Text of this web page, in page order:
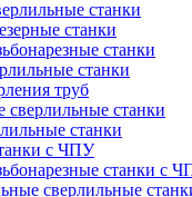
станки
станки
станки
станки
труб
сверлильные станки
станки
с ЧПУ
станки с
сверлильные